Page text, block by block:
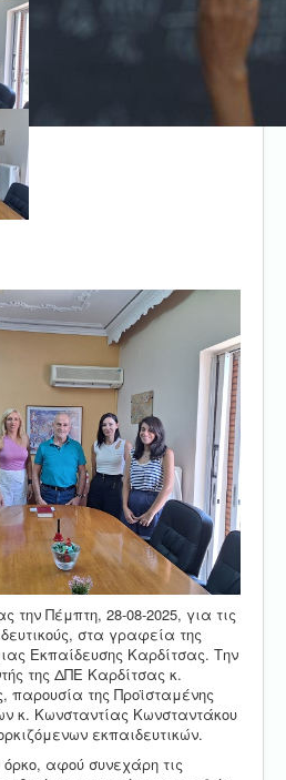
την Πέμπτη, 28-08-2025, για τις
στα γραφεία της
Εκπαίδευσης Καρδίτσας. Την
της ΔΠΕ Καρδίτσας κ.
παρουσία της Προϊσταμένης
κ. Κωνσταντίας Κωνσταντάκου
εκπαιδευτικών.
αφού συνεχάρη τις